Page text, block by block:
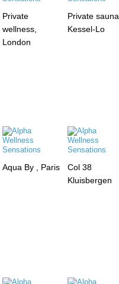
Private
wellness,
London
Private sauna,
Kessel-Lo
Aqua By , Paris
Col 38
Kluisbergen